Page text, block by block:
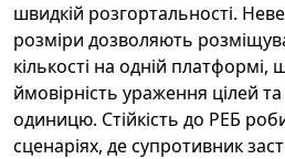
швидкій розгортальності.
розміри дозволяють
кількості на одній платформі,
ймовірність ураження цілей
одиницю. Стійкість до РЕБ
сценаріях, де супротивник